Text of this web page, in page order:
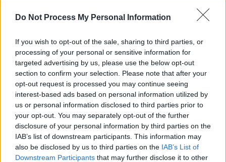
Do Not Process My Personal Information
If you wish to opt-out of the sale, sharing to third parties, or
processing of your personal or sensitive information for
targeted advertising by us, please use the below opt-out
section to confirm your selection. Please note that after your
opt-out request is processed you may continue seeing
interest-based ads based on personal information utilized by
us or personal information disclosed to third parties prior to
your opt-out. You may separately opt-out of the further
disclosure of your personal information by third parties on the
IAB’s list of downstream participants. This information may
also be disclosed by us to third parties on the IAB’s List of
Downstream Participants that may further disclose it to other
Από το Photoshop στην τεχνητή
Ηεπεξεργασία φωτογραφιών ακινήτων
είναι κάτι καινούργιο. Για χρόνια οι μεσίτες
χρησιμοποιούσανευρυγώνιους φακούς,
καλύτερο φωτισμό και προγράμματα όπως
το Photoshopώστε ένα σπίτι να
παρουσιάζεται πιο ελκυστικό. Η διαφορά
σήμερα είναι η ταχύτητα και η
προσβασιμότητα. Εργαλεία τεχνητής
νοημοσύνης επιτρέπουνακόμη και σε μη